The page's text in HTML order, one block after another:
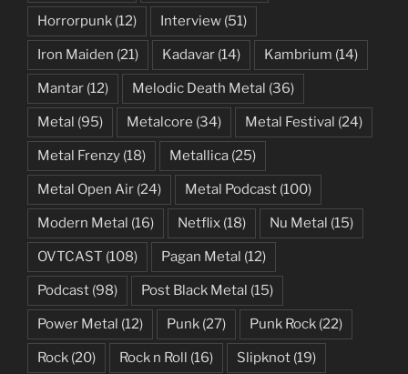
Horrorpunk (12) Interview (51)
Iron Maiden (21) Kadavar (14) Kambrium (14)
Mantar (12) Melodic Death Metal (36)
Metal (95) Metalcore (34) Metal Festival (24)
Metal Frenzy (18) Metallica (25)
Metal Open Air (24) Metal Podcast (100)
Modern Metal (16) Netflix (18) Nu Metal (15)
OVTCAST (108) Pagan Metal (12)
Podcast (98) Post Black Metal (15)
Power Metal (12) Punk (27) Punk Rock (22)
Rock (20) Rock n Roll (16) Slipknot (19)